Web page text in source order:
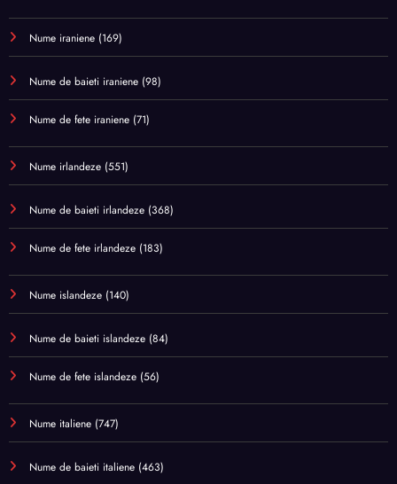
Nume iraniene (169)
Nume de baieti iraniene (98)
Nume de fete iraniene (71)
Nume irlandeze (551)
Nume de baieti irlandeze (368)
Nume de fete irlandeze (183)
Nume islandeze (140)
Nume de baieti islandeze (84)
Nume de fete islandeze (56)
Nume italiene (747)
Nume de baieti italiene (463)